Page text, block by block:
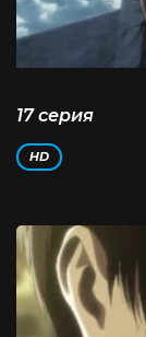
17 серия
HD